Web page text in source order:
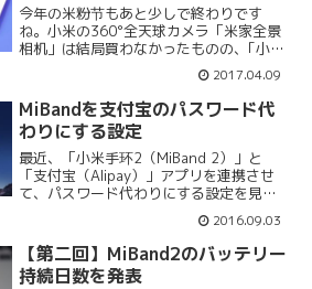
今年の米粉节もあと少しで終わりです
ね。小米の360°全天球カメラ「米家全景
相机」は結局買わなかったものの、｢小米
手环2（MiBand 2）｣を2つとリュックサ
ックを買ってしまいました（笑）MiBand
2は特に値引きなしでした。まぁ売れ筋
商...
2017.04.09
MiBandを支付宝のパスワード代
わりにする設定
最近、「小米手环2（MiBand 2）」と
「支付宝（Alipay）」アプリを連携させ
て、パスワード代わりにする設定を見つ
けたので共有します。支付宝 - 口碑 生活
理财 钱包 カテゴリ: ファイナンス 価格:
無料Mi Fit カテゴリ: ...
2016.09.03
【第二回】MiBand2のバッテリー
持続日数を発表